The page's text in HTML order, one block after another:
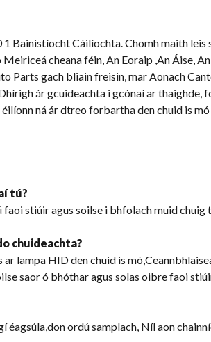
Bainistíocht Cáilíochta. Chomh maith
cheana féin, An Eoraip ,An Áise,
Parts gach bliain freisin, mar Aonach
ár gcuideachta i gcónaí ar thaighde,
ná ár dtreo forbartha den chuid is
tú?
faoi stiúir agus soilse i bhfolach muid chuig
chuideachta?
ar lampa HID den chuid is
saor ó bhóthar agus solas oibre faoi
éagsúla,don ordú samplach, Níl aon